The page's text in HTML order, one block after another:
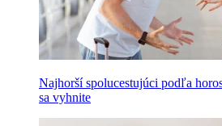
Najhorší spolucestujúci podľa
sa vyhnite